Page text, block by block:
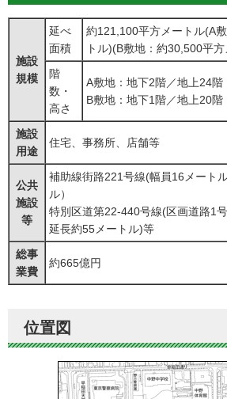
施設
規模
延べ
面積
約121,100平方メートル(A
トル)(B敷地：約30,500平
階
数・
高さ
A敷地：地下2階／地上24
B敷地：地下1階／地上20
施設
用途
住宅、事務所、店舗等
公共
施設
等
補助線街路221号線(幅員16メート
ル）
特別区道第22-440号線(区画道路1
延長約55メートル)等
総事
業費
約665億円
位置図